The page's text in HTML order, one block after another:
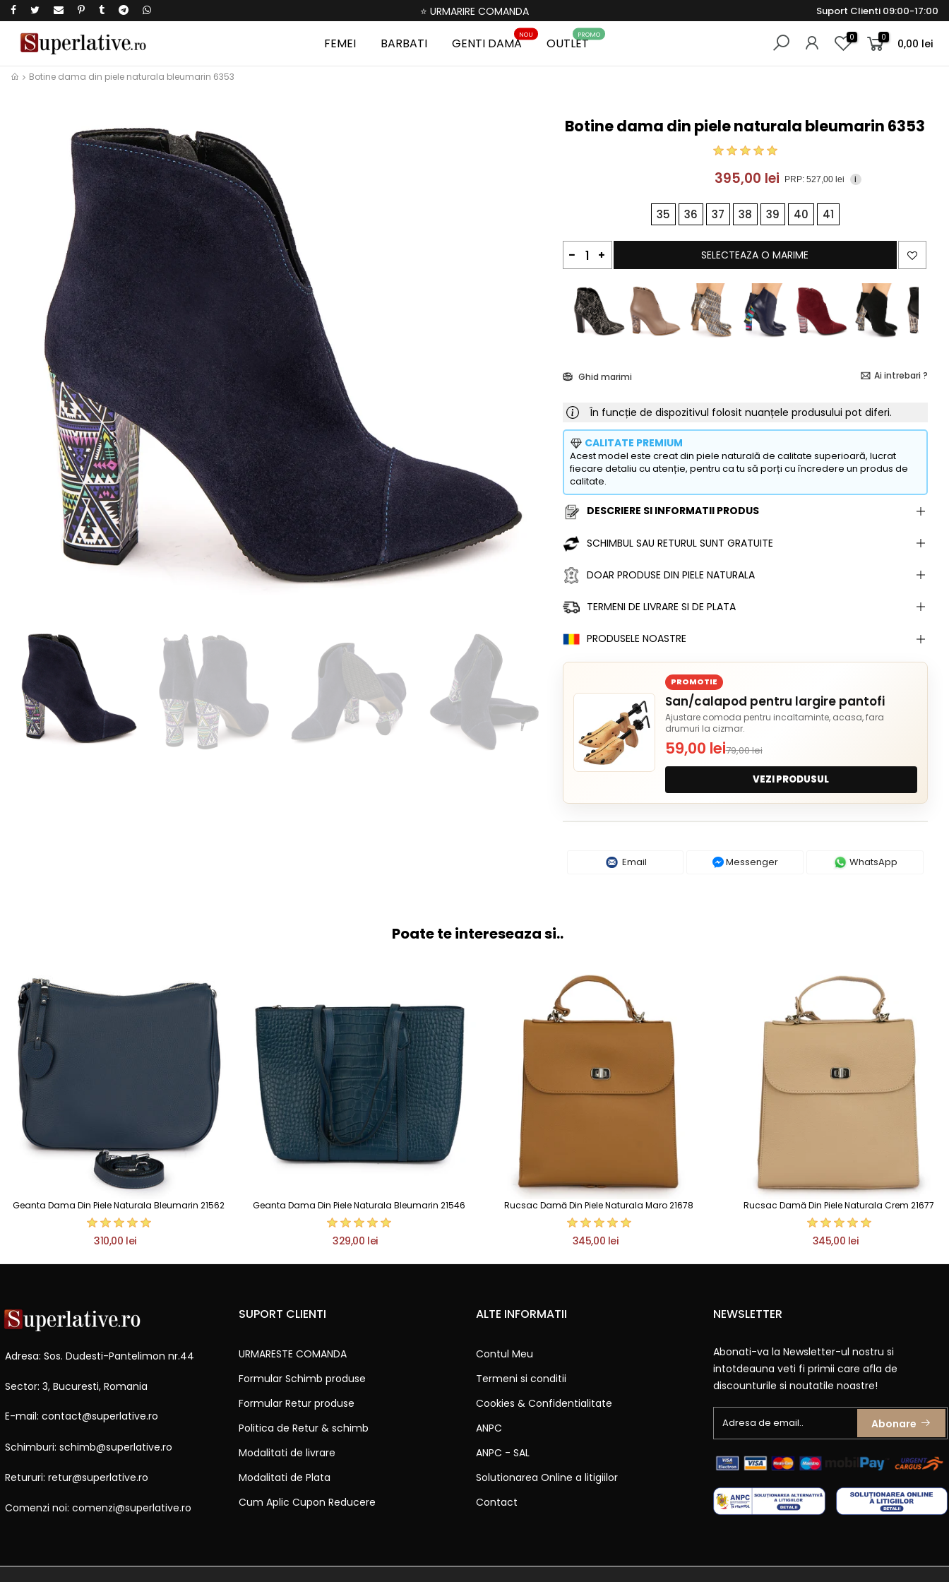
⭐ URMARIRE COMANDA Suport Clienti 09:00-17:00
FEMEI BARBATI GENTI DAMA
NOU
OUTLET
PROMO 0 0 0,00 lei
Botine dama din piele naturala bleumarin 6353
Botine dama din piele naturala bleumarin 6353
395,00 lei PRP: 527,00 lei i
35 36 37 38 39 40 41
SELECTEAZA O MARIME
Ghid marimi Ai intrebari ?
În funcție de dispozitivul folosit nuanțele produsului pot diferi.
CALITATE PREMIUM
Acest model este creat din piele naturală de calitate superioară, lucrat
fiecare detaliu cu atenție, pentru ca tu să porți cu încredere un produs de
calitate.
DESCRIERE SI INFORMATII PRODUS
SCHIMBUL SAU RETURUL SUNT GRATUITE
DOAR PRODUSE DIN PIELE NATURALA
TERMENI DE LIVRARE SI DE PLATA
PRODUSELE NOASTRE
PROMOTIE
San/calapod pentru largire pantofi
Ajustare comoda pentru incaltaminte, acasa, fara
drumuri la cizmar.
59,00 lei79,00 lei
VEZI PRODUSUL
Email Messenger WhatsApp
Poate te intereseaza si..
Geanta Dama Din Piele Naturala Bleumarin 21562
310,00 lei
Geanta Dama Din Piele Naturala Bleumarin 21546
329,00 lei
Rucsac Damă Din Piele Naturala Maro 21678
345,00 lei
Rucsac Damă Din Piele Naturala Crem 21677
345,00 lei
Adresa: Sos. Dudesti-Pantelimon nr.44
Sector: 3, Bucuresti, Romania
E-mail: contact@superlative.ro
Schimburi: schimb@superlative.ro
Retururi: retur@superlative.ro
Comenzi noi: comenzi@superlative.ro
SUPORT CLIENTI
URMARESTE COMANDA
Formular Schimb produse
Formular Retur produse
Politica de Retur & schimb
Modalitati de livrare
Modalitati de Plata
Cum Aplic Cupon Reducere
ALTE INFORMATII
Contul Meu
Termeni si conditii
Cookies & Confidentialitate
ANPC
ANPC - SAL
Solutionarea Online a litigiilor
Contact
NEWSLETTER
Abonati-va la Newsletter-ul nostru si
intotdeauna veti fi primii care afla de
discounturile si noutatile noastre!
Abonare